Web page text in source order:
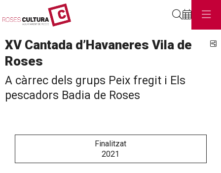
XV Cantada d’Havaneres Vila de
Roses
A càrrec dels grups Peix fregit i Els
pescadors Badia de Roses
Finalitzat
2021